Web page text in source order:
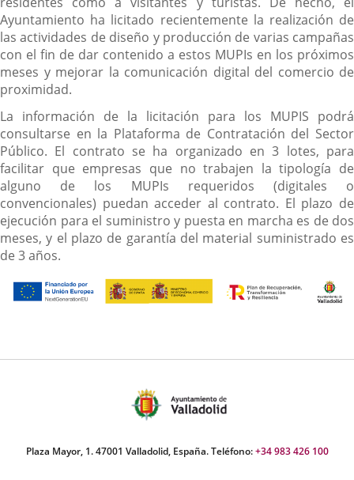
Ayuntamiento ha licitado recientemente la realización de
las actividades de diseño y producción de varias campañas
con el fin de dar contenido a estos MUPIs en los próximos
meses y mejorar la comunicación digital del comercio de
proximidad.
La información de la licitación para los MUPIS podrá
consultarse en la Plataforma de Contratación del Sector
Público. El contrato se ha organizado en 3 lotes, para
facilitar que empresas que no trabajen la tipología de
alguno de los MUPIs requeridos (digitales o
convencionales) puedan acceder al contrato. El plazo de
ejecución para el suministro y puesta en marcha es de dos
meses, y el plazo de garantía del material suministrado es
de 3 años.
Plaza Mayor, 1. 47001 Valladolid, España. Teléfono:+34 983 426 100